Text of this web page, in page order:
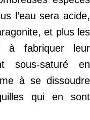
l’eau sera acide,
et plus les
à fabriquer leur
sous-saturé en
à se dissoudre
qui en sont